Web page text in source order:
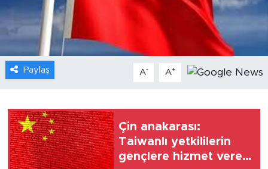
Paylaş A- A+
Çin anakarası:
Taiwanlı yetkililerin
gençlere hizmet veren
Video
Sağlık
Foto Haber
Xinhua Türkiye
Seyahat